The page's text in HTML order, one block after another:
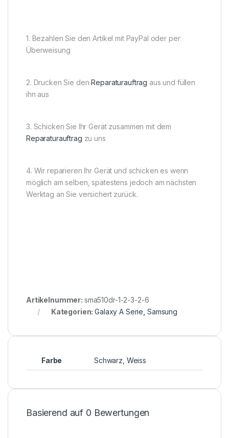
1. Bezahlen Sie den Artikel mit PayPal oder per
Überweisung
2. Drucken Sie denReparaturauftrag aus und füllen
ihn aus
3. Schicken Sie Ihr Gerät zusammen mit dem
Reparaturauftrag zu uns
4. Wir reparieren Ihr Gerät und schicken es wenn
möglich am selben, spätestens jedoch am nächsten
Werktag an Sie versichert zurück.
Artikelnummer: sma510dr-1-2-3-2-6
Kategorien:Galaxy A Serie Samsung
Farbe Schwarz, Weiss
Basierend auf 0 Bewertungen